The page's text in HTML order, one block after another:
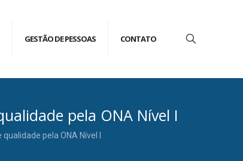
GESTÃO DE PESSOAS CONTATO
pela ONA Nível I
pela ONA Nível I